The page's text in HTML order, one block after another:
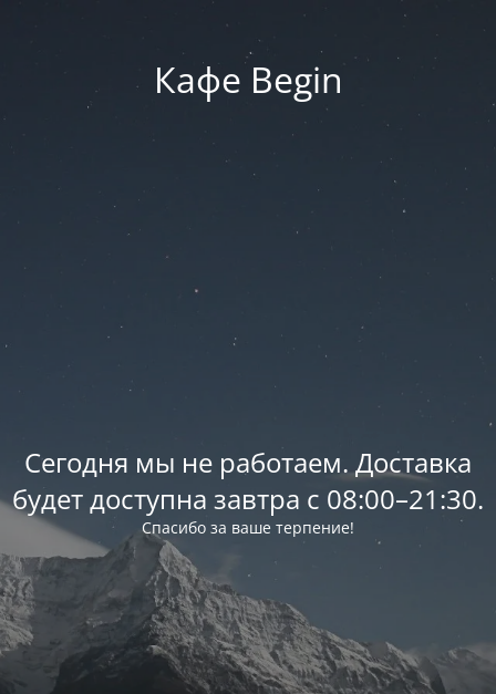
Кафе Begin
Сегодня мы не работаем. Доставка
будет доступна завтра c 08:00–21:30.
Спасибо за ваше терпение!